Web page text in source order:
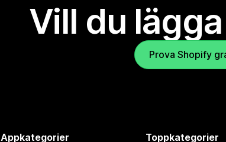
Vill du
Prova Shopify
Appkategorier Toppkategorier